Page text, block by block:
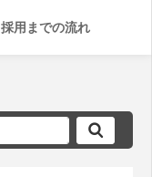
採用までの流れ